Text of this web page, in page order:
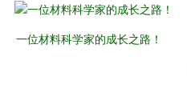
一位材料科学家的成长之路！